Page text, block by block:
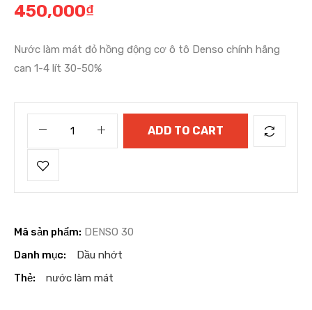
450,000₫
Nước làm mát đỏ hồng động cơ ô tô Denso chính hãng
can 1-4 lít 30-50%
ADD TO CART
Mã sản phẩm: DENSO 30
Danh mục:
Dầu nhớt
Thẻ:
nước làm mát